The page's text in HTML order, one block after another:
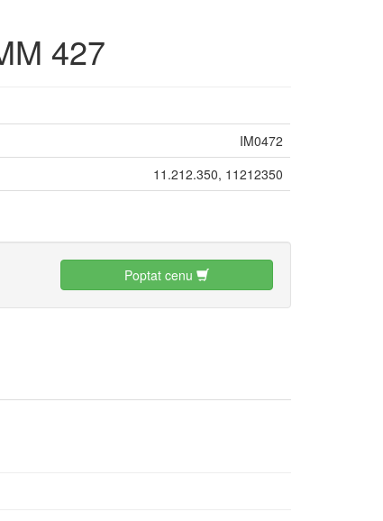
427
IM0472
11.212.350, 11212350
Poptat cenu